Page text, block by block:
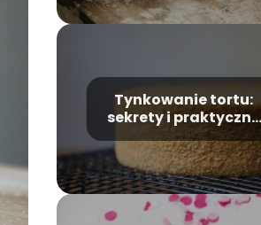
Tynkowanie tortu:
sekrety i praktyczne
wskazówki